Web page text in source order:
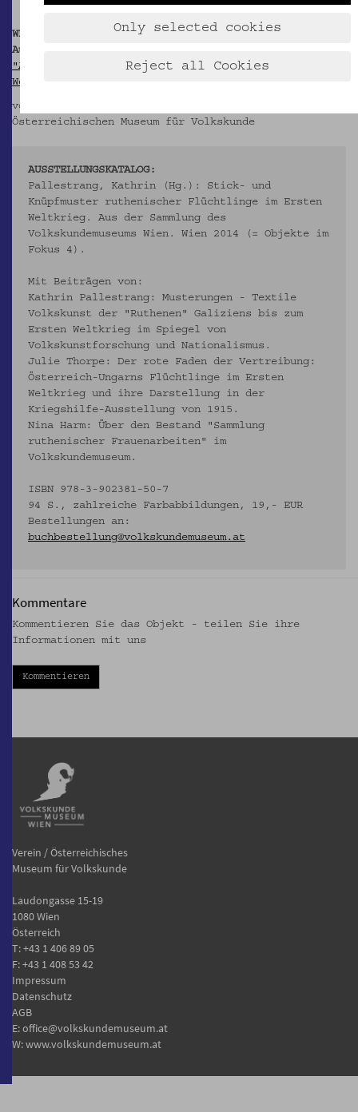
WEITERFÜHRENDE INFORMATIONEN
Ausstellung:
"Arbeiten ruthenischer Flüchtlinge im Ersten
Weltkrieg: Stick- und Knüpfmusterstücke"
von 30. April bis 2. November 2014 im
Österreichischen Museum für Volkskunde
AUSSTELLUNGSKATALOG:
Pallestrang, Kathrin (Hg.): Stick- und
Knüpfmuster ruthenischer Flüchtlinge im Ersten
Weltkrieg. Aus der Sammlung des
Volkskundemuseums Wien. Wien 2014 (= Objekte im
Fokus 4).
Mit Beiträgen von:
Kathrin Pallestrang: Musterungen - Textile
Volkskunst der "Ruthenen" Galiziens bis zum
Ersten Weltkrieg im Spiegel von
Volkskunstforschung und Nationalismus.
Julie Thorpe: Der rote Faden der Vertreibung:
Österreich-Ungarns Flüchtlinge im Ersten
Weltkrieg und ihre Darstellung in der
Kriegshilfe-Ausstellung von 1915.
Nina Harm: Über den Bestand "Sammlung
ruthenischer Frauenarbeiten" im
Volkskundemuseum.
ISBN 978-3-902381-50-7
94 S., zahlreiche Farbabbildungen, 19,- EUR
Bestellungen an:
buchbestellung@volkskundemuseum.at
Kommentare
Kommentieren Sie das Objekt - teilen Sie ihre
Informationen mit uns
Kommentieren
Verein / Österreichisches
Museum für Volkskunde
Laudongasse 15-19
1080 Wien
Österreich
T:+43 1 406 89 05
F: +43 1 408 53 42
Impressum
Datenschutz
AGB
E:office@volkskundemuseum.at
W:www.volkskundemuseum.at
Only selected cookies
Reject all Cookies